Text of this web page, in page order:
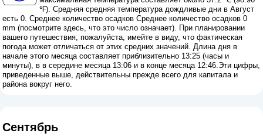
℉). Средняя средняя температура дождливые дни в Август
есть 0. Среднее количество осадков Среднее количество осадков 0
mm (посмотрите здесь, что это число означает). При планировании
вашего путешествия, пожалуйста, имейте в виду, что фактическая
погода может отличаться от этих средних значений. Длина дня в
начале этого месяца составляет приблизительно 13:25 (часы и
минуты), в в середине месяца 13:06 и в конце месяца 12:46.Эти цифры,
приведенные выше, действительны прежде всего для капитала и
района вокруг него.
Сентябрь